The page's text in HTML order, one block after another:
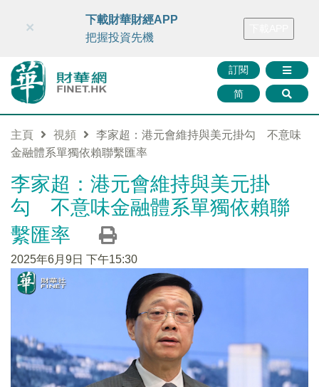
財華智庫網 FINTV FINMETA 財華證券 媒體矩陣
訂閱
简
×
下載財華財經APP
把握投資先機
主頁 視頻
李家超：港元會維持與美元掛勾 不意味
金融體系單獨依賴聯繫匯率
李家超：港元會維持與美元掛
勾 不意味金融體系單獨依賴聯
繫匯率
2025年6月9日 下午15:30